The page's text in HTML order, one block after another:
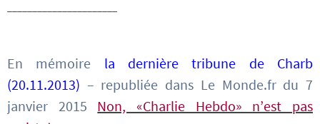
En mémoire la dernière tribune de Charb
(20.11.2013) – republiée dans Le Monde.fr du 7
janvier 2015 Non, «Charlie Hebdo» n’est pas